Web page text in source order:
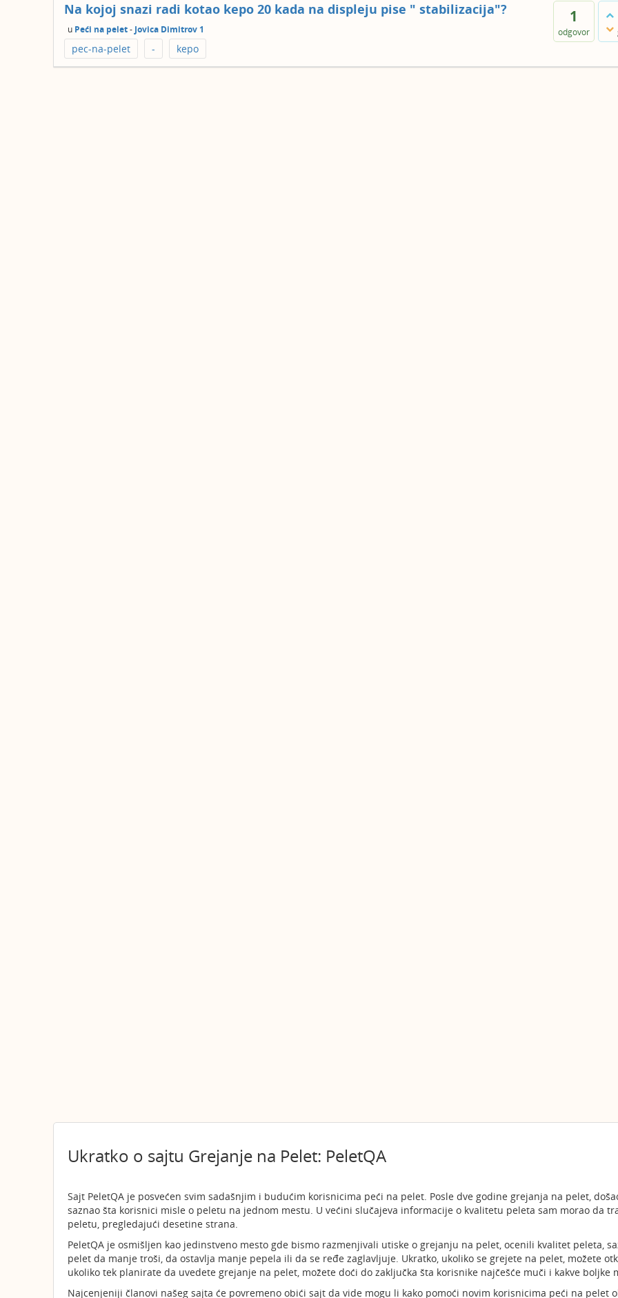
1
odgovor
Na kojoj snazi radi kotao kepo 20 kada na displeju pise " stabilizacija"?
u Peći na pelet- Jovica Dimitrov 1
pec-na-pelet - kepo
Ukratko o sajtu Grejanje na Pelet: PeletQA
Sajt PeletQA je posvećen svim sadašnjim i budućim korisnicima peći na pelet. Posle dve godine grejanja na pelet,
saznao šta korisnici misle o peletu na jednom mestu. U većini slučajeva informacije o kvalitetu peleta sam morao da
peletu, pregledajući desetine strana.
PeletQA je osmišljen kao jedinstveno mesto gde bismo razmenjivali utiske o grejanju na pelet, ocenili kvalitet peleta,
pelet da manje troši, da ostavlja manje pepela ili da se ređe zaglavljuje. Ukratko, ukoliko se grejete na pelet, možete
ukoliko tek planirate da uvedete grejanje na pelet, možete doći do zaključka šta korisnike najčešće muči i kakve boljke
Najcenjeniji članovi našeg sajta će povremeno obići sajt da vide mogu li kako pomoći novim korisnicima peći na pelet